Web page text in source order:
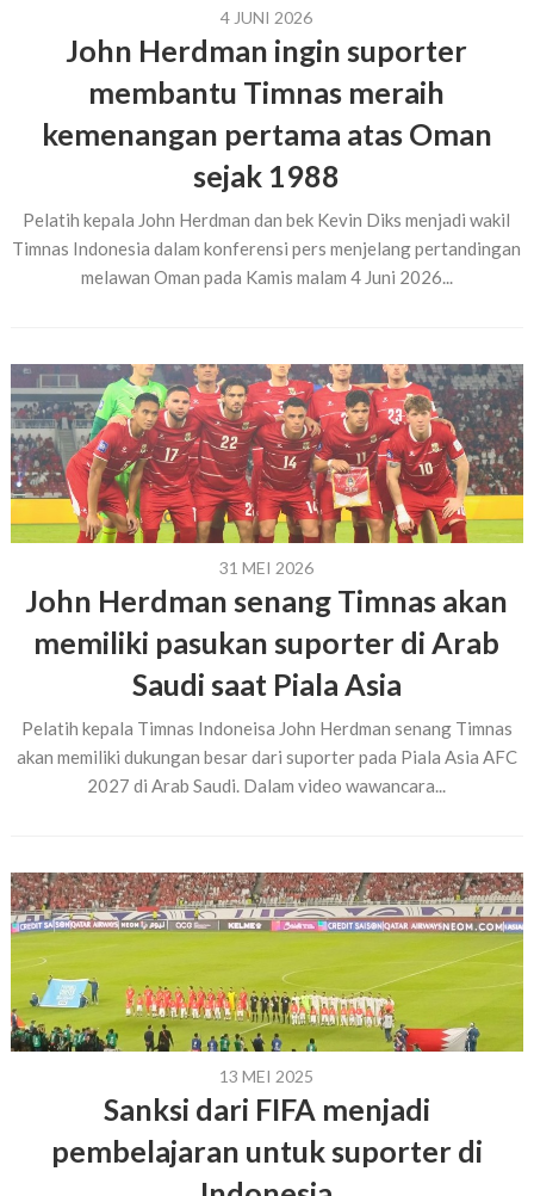
4 JUNI 2026
John Herdman ingin suporter
membantu Timnas meraih
kemenangan pertama atas Oman
sejak 1988
Pelatih kepala John Herdman dan bek Kevin Diks menjadi wakil
Timnas Indonesia dalam konferensi pers menjelang pertandingan
melawan Oman pada Kamis malam 4 Juni 2026...
31 MEI 2026
John Herdman senang Timnas akan
memiliki pasukan suporter di Arab
Saudi saat Piala Asia
Pelatih kepala Timnas Indoneisa John Herdman senang Timnas
akan memiliki dukungan besar dari suporter pada Piala Asia AFC
2027 di Arab Saudi. Dalam video wawancara...
13 MEI 2025
Sanksi dari FIFA menjadi
pembelajaran untuk suporter di